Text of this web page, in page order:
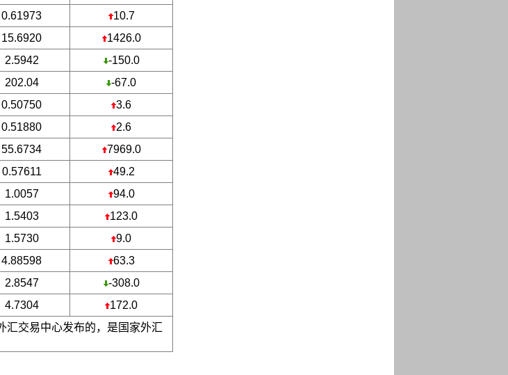
0.61973
10.7
15.6920
1426.0
2.5942
-150.0
202.04
-67.0
0.50750
3.6
0.51880
2.6
55.6734
7969.0
0.57611
49.2
1.0057
94.0
1.5403
123.0
1.5730
9.0
4.88598
63.3
2.8547
-308.0
4.7304
172.0
汇交易中心发布的，是国家外汇